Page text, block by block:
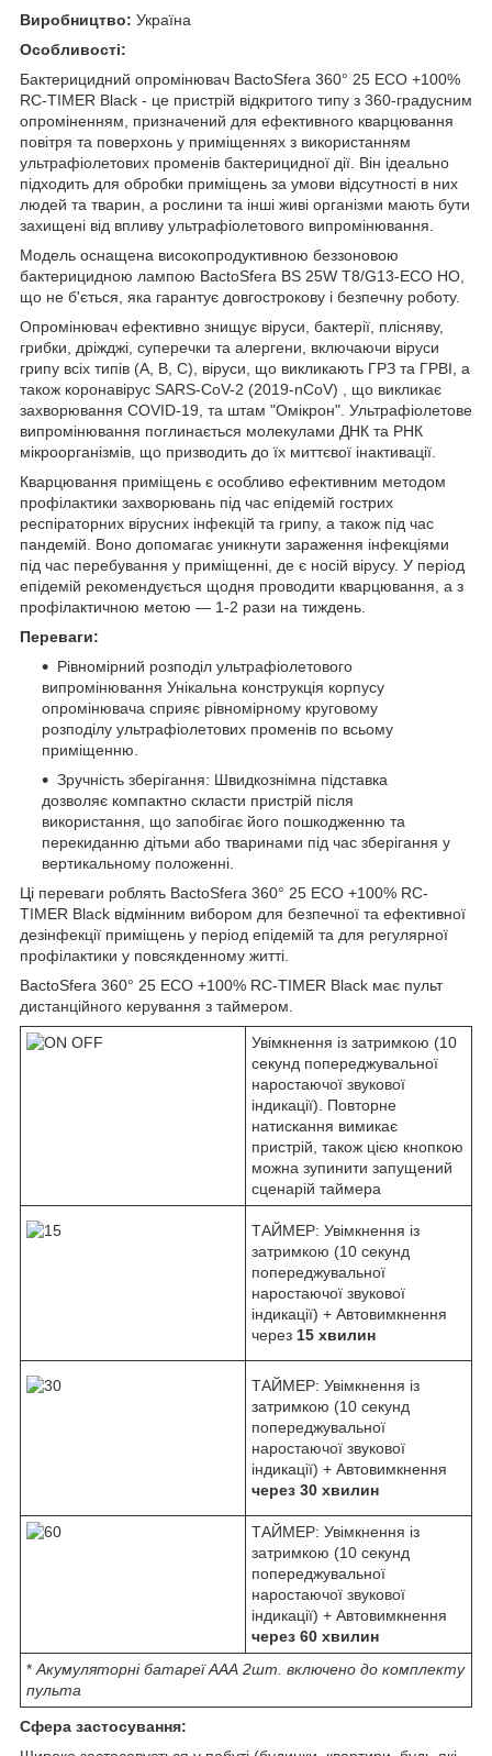
Виробництво: Україна
Особливості:
Бактерицидний опромінювач BactoSfera 360° 25 ECO +100%
RC-TIMER Black - це пристрій відкритого типу з 360-градусним
опроміненням, призначений для ефективного кварцювання
повітря та поверхонь у приміщеннях з використанням
ультрафіолетових променів бактерицидної дії. Він ідеально
підходить для обробки приміщень за умови відсутності в них
людей та тварин, а рослини та інші живі організми мають бути
захищені від впливу ультрафіолетового випромінювання.
Модель оснащена високопродуктивною беззоновою
бактерицидною лампою BactoSfera BS 25W T8/G13-ECO HO,
що не б'ється, яка гарантує довгострокову і безпечну роботу.
Опромінювач ефективно знищує віруси, бактерії, плісняву,
грибки, дріжджі, суперечки та алергени, включаючи віруси
грипу всіх типів (A, B, C), віруси, що викликають ГРЗ та ГРВІ, а
також коронавірус SARS-CoV-2 (2019-nCoV) , що викликає
захворювання COVID-19, та штам "Омікрон". Ультрафіолетове
випромінювання поглинається молекулами ДНК та РНК
мікроорганізмів, що призводить до їх миттєвої інактивації.
Кварцювання приміщень є особливо ефективним методом
профілактики захворювань під час епідемій гострих
респіраторних вірусних інфекцій та грипу, а також під час
пандемій. Воно допомагає уникнути зараження інфекціями
під час перебування у приміщенні, де є носій вірусу. У період
епідемій рекомендується щодня проводити кварцювання, а з
профілактичною метою — 1-2 рази на тиждень.
Переваги:
Рівномірний розподіл ультрафіолетового
випромінювання Унікальна конструкція корпусу
опромінювача сприяє рівномірному круговому
розподілу ультрафіолетових променів по всьому
приміщенню.
Зручність зберігання: Швидкознімна підставка
дозволяє компактно скласти пристрій після
використання, що запобігає його пошкодженню та
перекиданню дітьми або тваринами під час зберігання у
вертикальному положенні.
Ці переваги роблять BactoSfera 360° 25 ECO +100% RC-
TIMER Black відмінним вибором для безпечної та ефективної
дезінфекції приміщень у період епідемій та для регулярної
профілактики у повсякденному житті.
BactoSfera 360° 25 ECO +100% RC-TIMER Black має пульт
дистанційного керування з таймером.
Увімкнення із затримкою (10
секунд попереджувальної
наростаючої звукової
індикації). Повторне
натискання вимикає
пристрій, також цією кнопкою
можна зупинити запущений
сценарій таймера
ТАЙМЕР: Увімкнення із
затримкою (10 секунд
попереджувальної
наростаючої звукової
індикації) + Автовимкнення
через 15 хвилин
ТАЙМЕР: Увімкнення із
затримкою (10 секунд
попереджувальної
наростаючої звукової
індикації) + Автовимкнення
через 30 хвилин
ТАЙМЕР: Увімкнення із
затримкою (10 секунд
попереджувальної
наростаючої звукової
індикації) + Автовимкнення
через 60 хвилин
* Акумуляторні батареї ААА 2шт. включено до комплекту
пульта
Сфера застосування: